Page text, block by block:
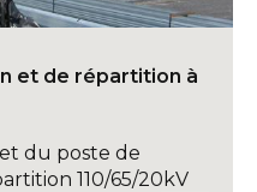
et de répartition à
du poste de
110/65/20kV